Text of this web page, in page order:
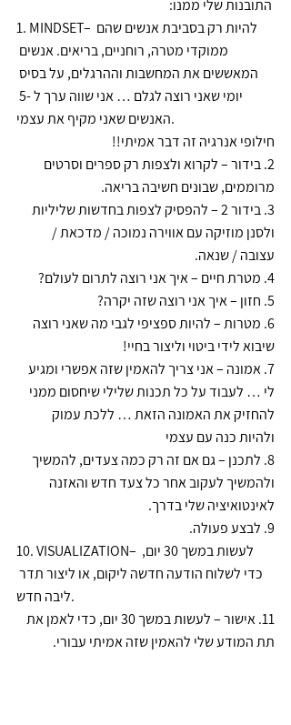
התובנות שלי ממנו:
1. MINDSET– להיות רק ​​בסביבת אנשים שהם
ממוקדי מטרה, רוחניים, בריאים. אנשים
המאששים את המחשבות וההרגלים, על בסיס
האנשים שאני מקיף את עצמי.
חילופי אנרגיה זה דבר אמיתי!!
2. בידור – לקרוא ולצפות רק ספרים וסרטים
מרוממים, שבונים חשיבה בריאה.
3. בידור 2 – להפסיק לצפות בחדשות שליליות
ולסנן מוזיקה עם אווירה נמוכה / מדכאת /
עצובה / שנאה.
4. מטרת חיים – איך אני רוצה לתרום לעולם?
5. חזון – איך אני רוצה שזה יקרה?
6. מטרות – להיות ספציפי לגבי מה שאני רוצה
שיבוא לידי ביטוי וליצור בחיי!
7. אמונה – אני צריך להאמין שזה אפשרי ומגיע
לי … לעבוד על כל תכנות שלילי שיחסום ממני
להחזיק את האמונה הזאת … ללכת עמוק
ולהיות כנה עם עצמי
8. לתכנן – גם אם זה רק כמה צעדים, להמשיך
ולהמשיך לעקוב אחר כל צעד חדש והאזנה
לאינטואיציה שלי בדרך.
9. לבצע פעולה.
10. VISUALIZATION– לעשות במשך 30 יום,
כדי לשלוח הודעה חדשה ליקום, או ליצור תדר
ליבה חדש.
11. אישור – לעשות במשך 30 יום, כדי לאמן את
תת המודע שלי להאמין שזה אמיתי עבורי.